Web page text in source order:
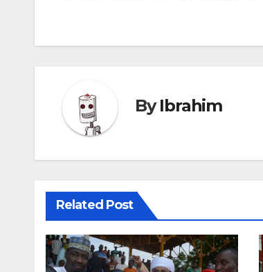
ByIbrahim
Related Post